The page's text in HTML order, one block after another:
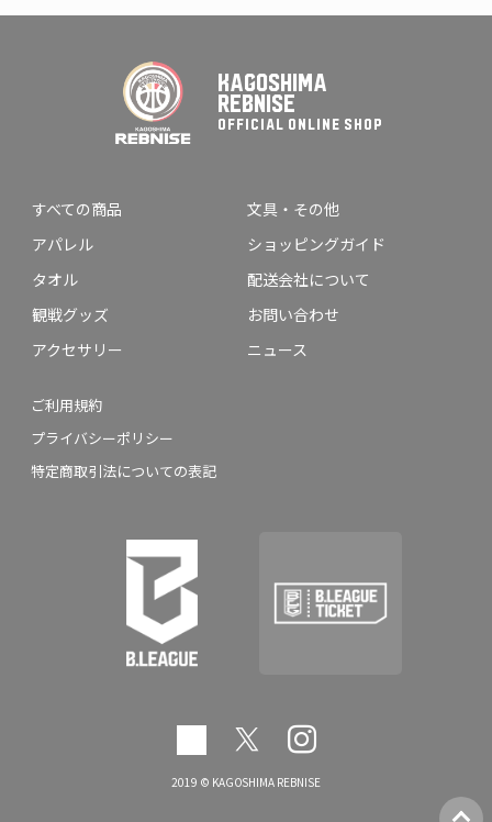
■選手一覧
佐藤 星来 #5 SATO
ジョーダン・グリン #7 GLYNN
藤本 巧太 #9 FUJIMOTO
藤田 浩司 #12 FUJITA
マシュー・アキノ #13 AQUINO
アンソニー・ゲインズ・ジュニア #23 GAINES
遠藤 善 #34 ENDO
KAGOSHIMA
REBNISE
OFFICIAL ONLINE SHOP
すべての商品
アパレル
タオル
観戦グッズ
アクセサリー
文具・その他
ショッピングガイド
配送会社について
お問い合わせ
ニュース
ご利用規約
プライバシーポリシー
特定商取引法についての表記
2019 © KAGOSHIMA REBNISE